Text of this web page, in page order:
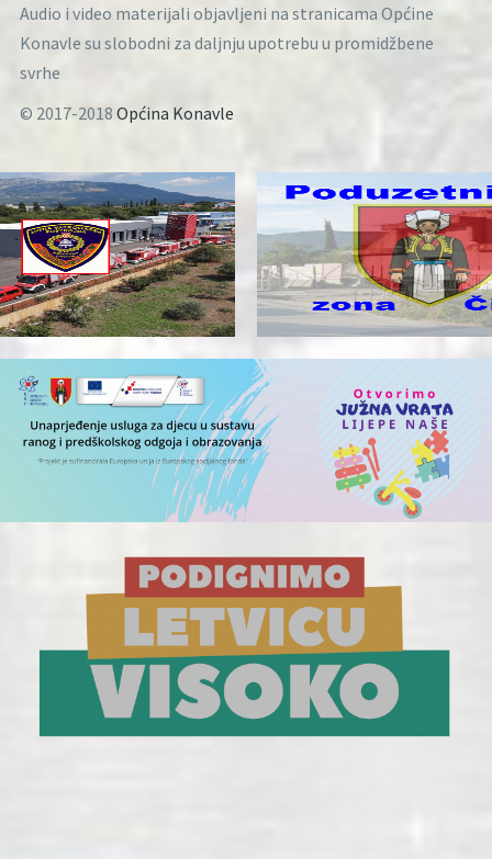
Audio i video materijali objavljeni na stranicama Općine
Konavle su slobodni za daljnju upotrebu u promidžbene
svrhe
© 2017-2018 Općina Konavle